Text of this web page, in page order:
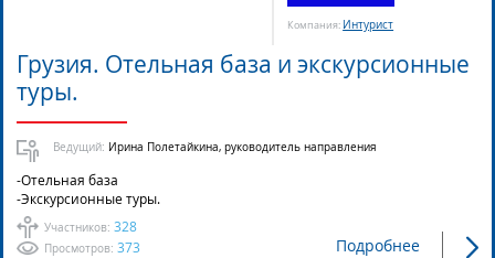
Компания: Интурист
Участников: 328
Просмотров: 373
Грузия. Отельная база и экскурсионные
туры.
Ведущий: Ирина Полетайкина, руководитель направления
-Отельная база
-Экскурсионные туры.
Подробнее